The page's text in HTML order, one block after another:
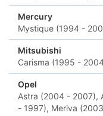
Mercury
Mystique (1994 -
Mitsubishi
Carisma (1995 -
Opel
Astra (2004 - 2007),
- 1997), Meriva